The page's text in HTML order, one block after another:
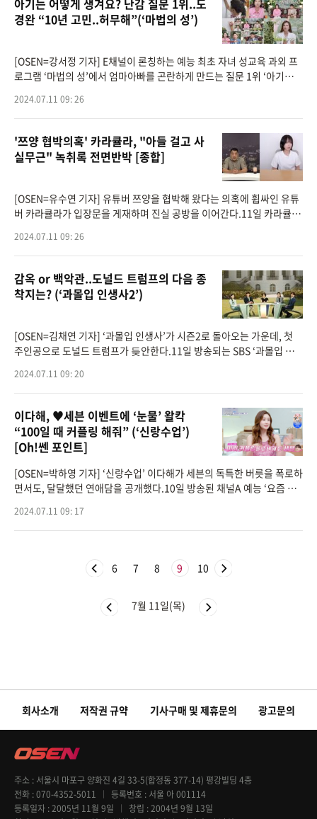
아기는 어떻게 생겨요? 난감 질문 1위..도
경완 “10년 고민..허무해”(‘마법의 성’)
[OSEN=강서정 기자] E채널이 론칭하는 예능 최초 자녀 성교육 과외 프
로그램 ‘마법의 성’에서 엄마아빠를 곤란하게 만드는 질문 1위 ‘아기는
qu
2024.07.11 09: 26
'쯔양 협박의혹' 카라큘라, "아들 걸고 사
실무근" 녹취록 전면반박 [종합]
[OSEN=유수연 기자] 유튜버 쯔양을 협박해 왔다는 의혹에 휩싸인 유튜
버 카라큘라가 입장문을 게재하며 진실 공방을 이어간다.11일 카라큘라
서 약 먹고
2024.07.11 09: 26
감옥 or 백악관..도널드 트럼프의 다음 종
착지는? (‘과몰입 인생사2’)
[OSEN=김채연 기자] ‘과몰입 인생사’가 시즌2로 돌아오는 가운데, 첫
주인공으로 도널드 트럼프가 듲안한다.11일 방송되는 SBS ‘과몰입 인
능
2024.07.11 09: 20
이다해, ♥세븐 이벤트에 ‘눈물’ 왈칵
“100일 때 커플링 해줘” (‘신랑수업’)
[Oh!쎈 포인트]
[OSEN=박하영 기자] ‘신랑수업’ 이다해가 세븐의 독특한 버릇을 폭로하
면서도, 달달했던 연애담을 공개했다.10일 방송된 채널A 예능 ‘요즘 남
2024.07.11 09: 17
6 7 8 9 10
7월 11일(목)
회사소개 저작권 규약 기사구매 및 제휴문의 광고문의
주소
서울시 마포구 양화진 4길 33-5(합정동 377-14) 평강빌딩 4층
전화 070-4352-5011 등록번호
서울 아 001114
등록일자 2005년 11월 9일 창립 2004년 9월 13일